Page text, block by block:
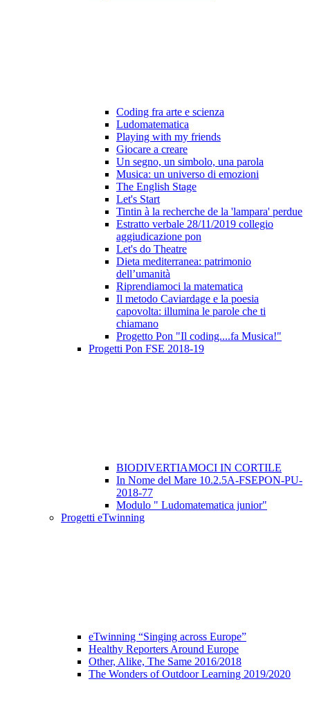
Coding fra arte e scienza
Ludomatematica
Playing with my friends
Giocare a creare
Un segno, un simbolo, una parola
Musica: un universo di emozioni
The English Stage
Let's Start
Tintin à la recherche de la 'lampara' perdue
Estratto verbale 28/11/2019 collegio
aggiudicazione pon
Let's do Theatre
Dieta mediterranea: patrimonio
dell’umanità
Riprendiamoci la matematica
Il metodo Caviardage e la poesia
capovolta: illumina le parole che ti
chiamano
Progetto Pon "Il coding....fa Musica!"
Progetti Pon FSE 2018-19
BIODIVERTIAMOCI IN CORTILE
In Nome del Mare 10.2.5A-FSEPON-PU-
2018-77
Modulo " Ludomatematica junior"
Progetti eTwinning
eTwinning “Singing across Europe”
Healthy Reporters Around Europe
Other, Alike, The Same 2016/2018
The Wonders of Outdoor Learning 2019/2020